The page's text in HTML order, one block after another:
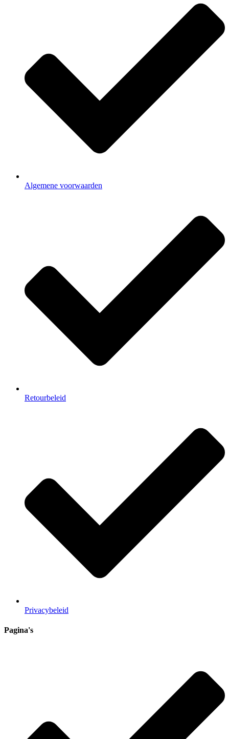
Algemene voorwaarden
Retourbeleid
Privacybeleid
Pagina's